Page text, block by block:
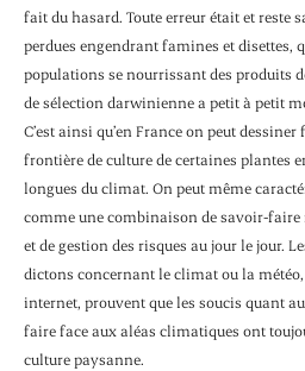
fait du hasard. Toute erreur était et reste
perdues engendrant famines et disettes,
populations se nourrissant des produits
de sélection darwinienne a petit à petit
C’est ainsi qu’en France on peut
frontière de culture de certaines plantes
longues du climat. On peut même
comme une combinaison de savoir-faire
et de gestion des risques au jour le jour.
dictons concernant le climat ou la
internet, prouvent que les soucis quant
faire face aux aléas climatiques ont
culture paysanne.